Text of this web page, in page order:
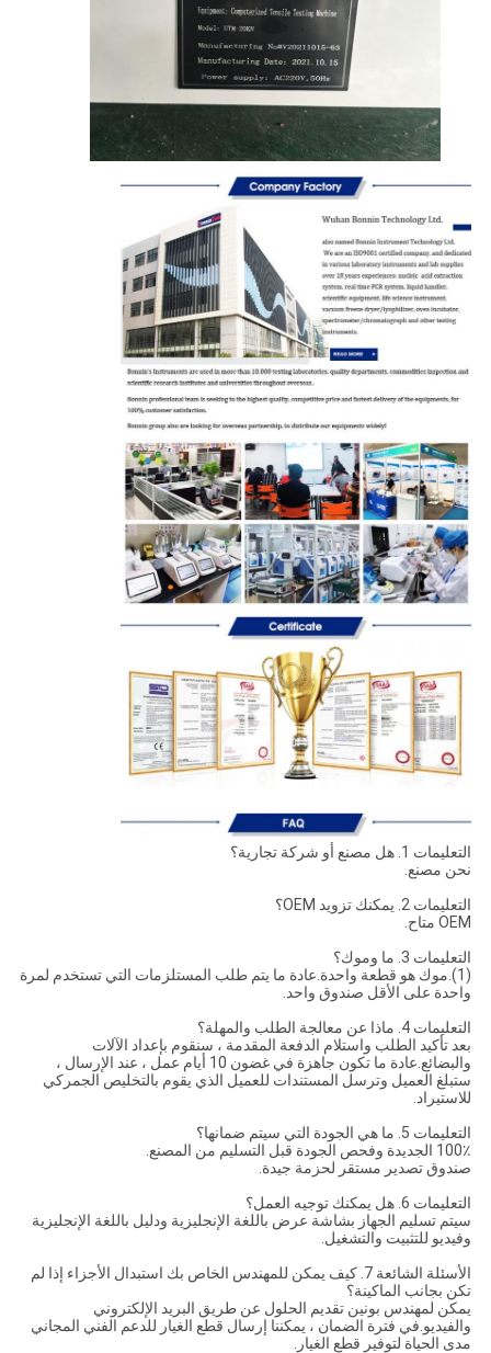
التعليمات 1. هل مصنع أو شركة تجارية؟
نحن مصنع.
التعليمات 2. يمكنك تزويد OEM؟
OEM متاح.
التعليمات 3. ما وموك؟
(1).موك هو قطعة واحدة.عادة ما يتم طلب المستلزمات التي تستخدم لمرة
واحدة على الأقل صندوق واحد.
التعليمات 4. ماذا عن معالجة الطلب والمهلة؟
بعد تأكيد الطلب واستلام الدفعة المقدمة ، سنقوم بإعداد الآلات
والبضائع.عادة ما تكون جاهزة في غضون 10 أيام عمل ، عند الإرسال ،
ستبلغ العميل وترسل المستندات للعميل الذي يقوم بالتخليص الجمركي
للاستيراد.
التعليمات 5. ما هي الجودة التي سيتم ضمانها؟
100٪ الجديدة وفحص الجودة قبل التسليم من المصنع.
صندوق تصدير مستقر لحزمة جيدة.
التعليمات 6. هل يمكنك توجيه العمل؟
سيتم تسليم الجهاز بشاشة عرض باللغة الإنجليزية ودليل باللغة الإنجليزية
وفيديو للتثبيت والتشغيل.
الأسئلة الشائعة 7. كيف يمكن للمهندس الخاص بك استبدال الأجزاء إذا لم
تكن بجانب الماكينة؟
يمكن لمهندس بونين تقديم الحلول عن طريق البريد الإلكتروني
والفيديو.في فترة الضمان ، يمكننا إرسال قطع الغيار للدعم الفني المجاني
مدى الحياة لتوفير قطع الغيار.